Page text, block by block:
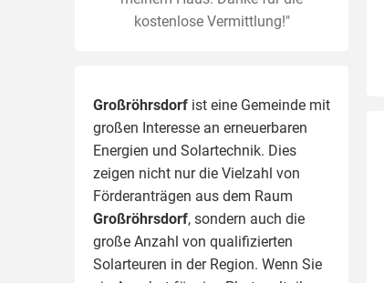
kostenlose Vermittlung!"
Großröhrsdorf ist eine Gemeinde mit
großen Interesse an erneuerbaren
Energien und Solartechnik. Dies
zeigen nicht nur die Vielzahl von
Förderanträgen aus dem Raum
Großröhrsdorf, sondern auch die
große Anzahl von qualifizierten
Solarteuren in der Region. Wenn Sie